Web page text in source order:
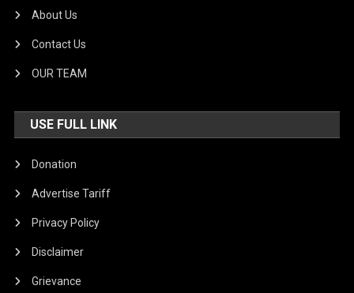
About Us
Contact Us
OUR TEAM
USE FULL LINK
Donation
Advertise Tariff
Privacy Policy
Disclaimer
Grievance